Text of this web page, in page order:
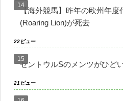
【海外競馬】昨年の欧州年度
(Roaring Lion)が死去
22ビュー
セントウルSのメンツがひど
21ビュー